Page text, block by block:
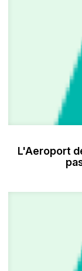
L'Aeroport